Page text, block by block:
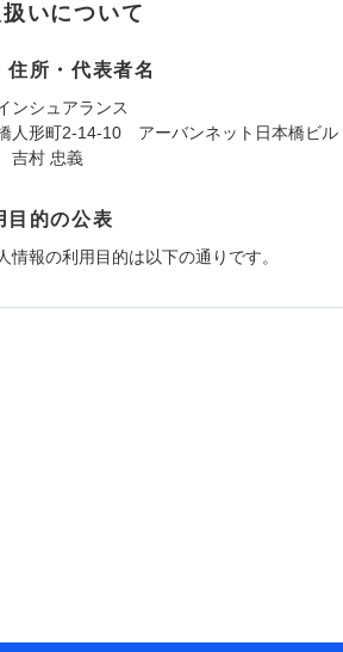
いについて
住所・代表者名
ンシュアランス
人形町2-14-10 アーバンネット日本橋ビル
村 忠義
目的の公表
情報の利用目的は以下の通りです。
Ｅメール等により、当社と取引のあるも
の委託業務遂行のため、またそれらに付帯